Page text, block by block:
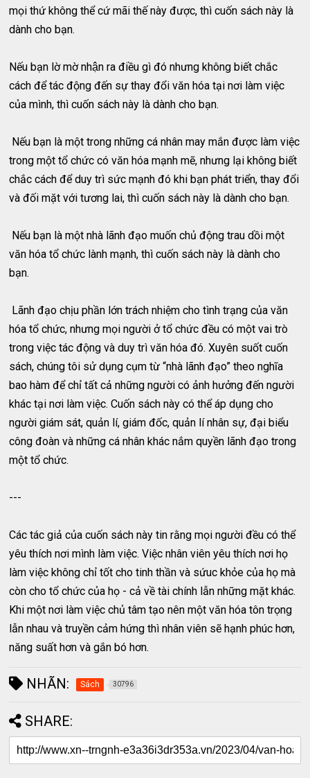
mọi thứ không thể cứ mãi thế này được, thì cuốn sách này là
dành cho bạn.
Nếu bạn lờ mờ nhận ra điều gì đó nhưng không biết chắc
cách để tác động đến sự thay đổi văn hóa tại nơi làm việc
của mình, thì cuốn sách này là dành cho bạn.
Nếu bạn là một trong những cá nhân may mắn được làm việc
trong một tổ chức có văn hóa mạnh mẽ, nhưng lại không biết
chắc cách để duy trì sức mạnh đó khi bạn phát triển, thay đổi
và đối mặt với tương lai, thì cuốn sách này là dành cho bạn.
Nếu bạn là một nhà lãnh đạo muốn chủ động trau dồi một
văn hóa tổ chức lành mạnh, thì cuốn sách này là dành cho
bạn.
Lãnh đạo chịu phần lớn trách nhiệm cho tình trạng của văn
hóa tổ chức, nhưng mọi người ở tổ chức đều có một vai trò
trong việc tác động và duy trì văn hóa đó. Xuyên suốt cuốn
sách, chúng tôi sử dụng cụm từ “nhà lãnh đạo” theo nghĩa
bao hàm để chỉ tất cả những người có ảnh hưởng đến người
khác tại nơi làm việc. Cuốn sách này có thể áp dụng cho
người giám sát, quản lí, giám đốc, quản lí nhân sự, đại biểu
công đoàn và những cá nhân khác nắm quyền lãnh đạo trong
một tổ chức.
---
Các tác giả của cuốn sách này tin rằng mọi người đều có thể
yêu thích nơi mình làm việc. Việc nhân viên yêu thích nơi họ
làm việc không chỉ tốt cho tinh thần và sứuc khỏe của họ mà
còn cho tổ chức của họ - cả về tài chính lẫn những mặt khác.
Khi một nơi làm việc chủ tâm tạo nên một văn hóa tôn trọng
lẫn nhau và truyền cảm hứng thì nhân viên sẽ hạnh phúc hơn,
năng suất hơn và gắn bó hơn.
NHÃN: Sách 30796
SHARE: